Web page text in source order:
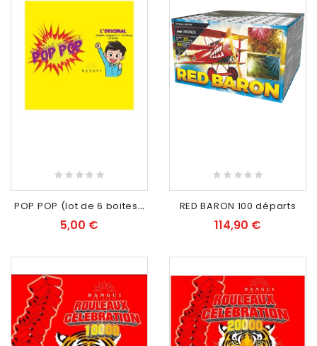
P
OP POP (lot de 6 boites) Bangui artifice
5,00 €
EXCLUSIVITÉ WEB
RED BARON 100 départs
114,90 €